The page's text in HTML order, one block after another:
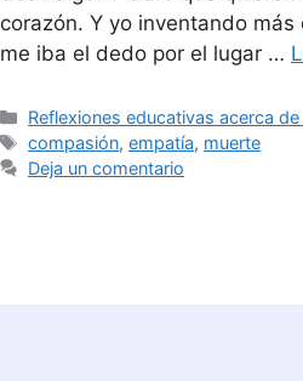
corazón. Y yo inventando
me iba el dedo por el lugar …
Reflexiones educativas acerca
compasión,empatía, muerte
Deja un comentario